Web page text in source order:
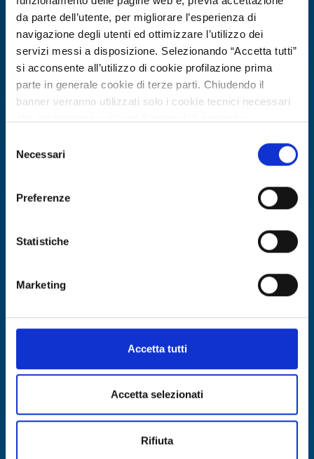
da parte dell’utente, per migliorare l’esperienza di
navigazione degli utenti ed ottimizzare l’utilizzo dei
servizi messi a disposizione. Selezionando “Accetta tutti”
si acconsente all’utilizzo di cookie profilazione prima
parte in generale cookie di terze parti. Chiudendo il
banner verranno utilizzati solo i cookie tecnici necessari
Per conoscere i dettagli, consulta la nostra cookie policy.
https://www.openinnovation.regione.lombardia.it/it/co
https://www.openinnovation.regione.lombardia.it/it/pr
delNecessari
Preferenze
Statistiche
Marketing
Accetta tutti
Accetta selezionati
Rifiuta
Technology offer
personalizzabile per arto superiore
ID: TOES20260427015
DISCOVER MORE →